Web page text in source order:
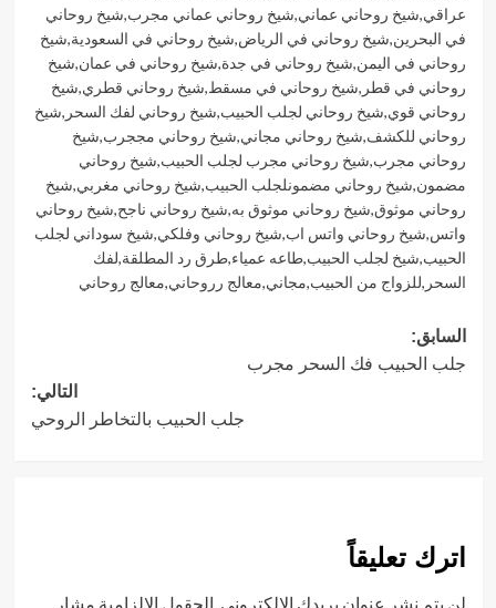
عراقي,شيخ روحاني عماني,شيخ روحاني عماني مجرب,شيخ روحاني
في البحرين,شيخ روحاني في الرياض,شيخ روحاني في السعودية,شيخ
روحاني في اليمن,شيخ روحاني في جدة,شيخ روحاني في عمان,شيخ
روحاني في قطر ,شيخ روحاني في مسقط,شيخ روحاني قطري,شيخ
روحاني قوي,شيخ روحاني لجلب الحبيب,شيخ روحاني لفك السحر ,شيخ
روحاني للكشف,شيخ روحاني مجاني,شيخ روحاني مججرب,شيخ
روحاني مجرب,شيخ روحاني مجرب لجلب الحبيب,شيخ روحاني
مضمون,شيخ روحاني مضمونلجلب الحبيب,شيخ روحاني مغربي,شيخ
روحاني موثوق,شيخ روحاني موثوق به,شيخ روحاني ناجح,شيخ روحاني
واتس,شيخ روحاني واتس اب,شيخ روحاني وفلكي,شيخ سوداني لجلب
الحبيب,شيخ لجلب الحبيب,طاعه عمياء,طرق رد المطلقة,لفك
السحر ,للزواج من الحبيب,مجاني,معالج رروحاني,معالج روحاني
تصفّح
المقالات
السابق:
جلب الحبيب فك السحر مجرب
التالي:
جلب الحبيب بالتخاطر الروحي
اترك تعليقاً
لن يتم نشر عنوان بريدك الإلكتروني. الحقول الإلزامية مشار